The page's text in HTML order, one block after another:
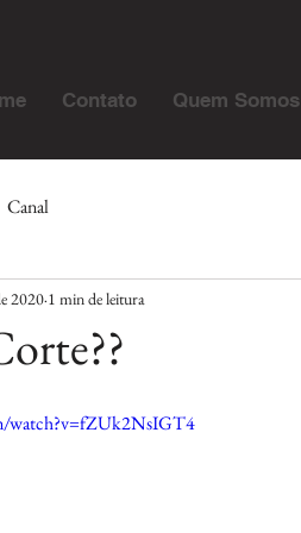
Contato Quem Somos
Canal
2020 1 min de leitura
watch?v=fZUk2NsIGT4